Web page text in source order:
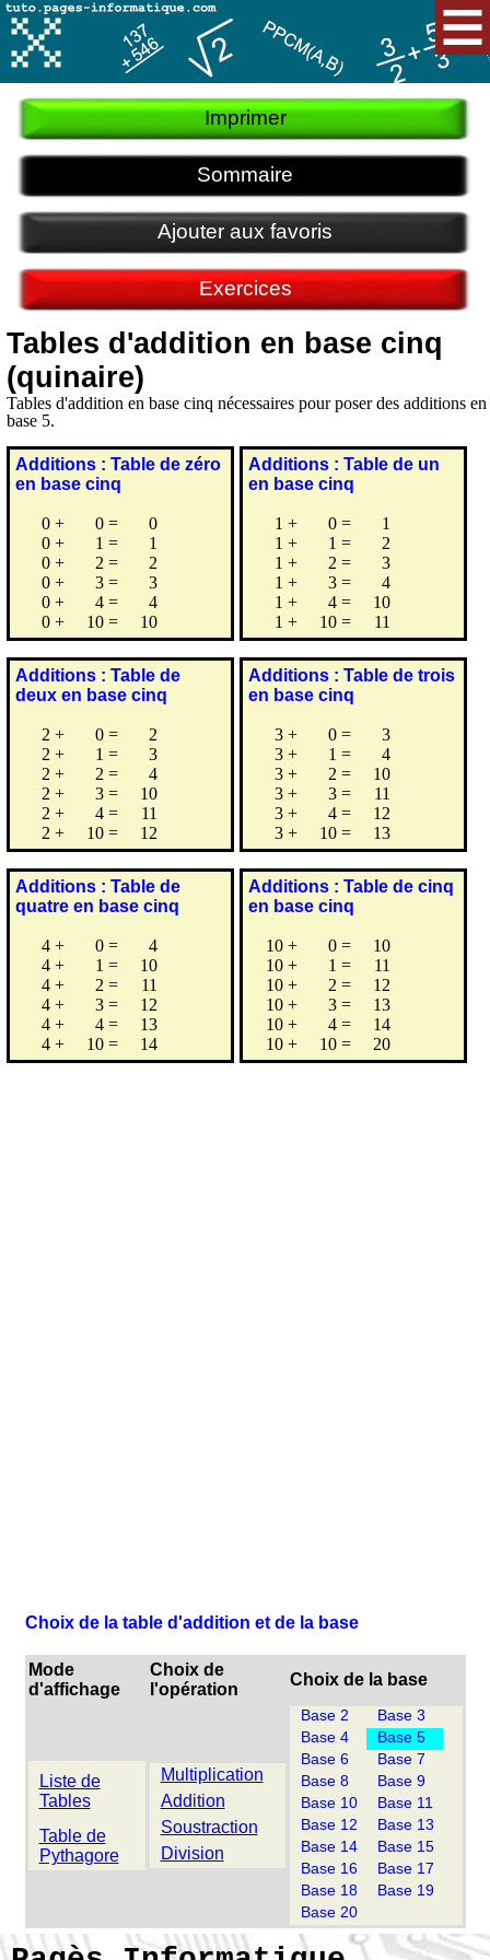
Imprimer
Sommaire
Ajouter aux favoris
Exercices
Tables d'addition en base cinq
(quinaire)
Tables d'addition en base cinq nécessaires pour poser des additions en
base 5.
Additions : Table de zéro
en base cinq
0 + 0 =
0
0 + 1 =
1
0 + 2 =
2
0 + 3 =
3
0 + 4 =
4
0 + 10 = 10
Additions : Table de un
en base cinq
1 + 0 =
1
1 + 1 =
2
1 + 2 =
3
1 + 3 =
4
1 + 4 =
10
1 + 10 = 11
Additions : Table de
deux en base cinq
2 + 0 =
2
2 + 1 =
3
2 + 2 =
4
2 + 3 =
10
2 + 4 =
11
2 + 10 = 12
Additions : Table de trois
en base cinq
3 + 0 =
3
3 + 1 =
4
3 + 2 =
10
3 + 3 =
11
3 + 4 =
12
3 + 10 = 13
Additions : Table de
quatre en base cinq
4 + 0 =
4
4 + 1 =
10
4 + 2 =
11
4 + 3 =
12
4 + 4 =
13
4 + 10 = 14
Additions : Table de cinq
en base cinq
10 + 0 =
10
10 + 1 =
11
10 + 2 =
12
10 + 3 =
13
10 + 4 =
14
10 + 10 = 20
Choix de la table d'addition et de la base
Mode
d'affichage
Choix de
l'opération
Choix de la base
Liste de
Tables
Table de
Pythagore
Multiplication
Addition
Soustraction
Division
Base 2
Base 3
Base 4
Base 5
Base 6
Base 7
Base 8
Base 9
Base 10
Base 11
Base 12
Base 13
Base 14
Base 15
Base 16
Base 17
Base 18
Base 19
Base 20